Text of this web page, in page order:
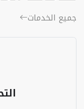
جميع الخدمات